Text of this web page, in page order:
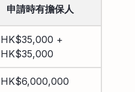
申請時有擔保人
HK$35,000 +
HK$35,000
HK$6,000,000